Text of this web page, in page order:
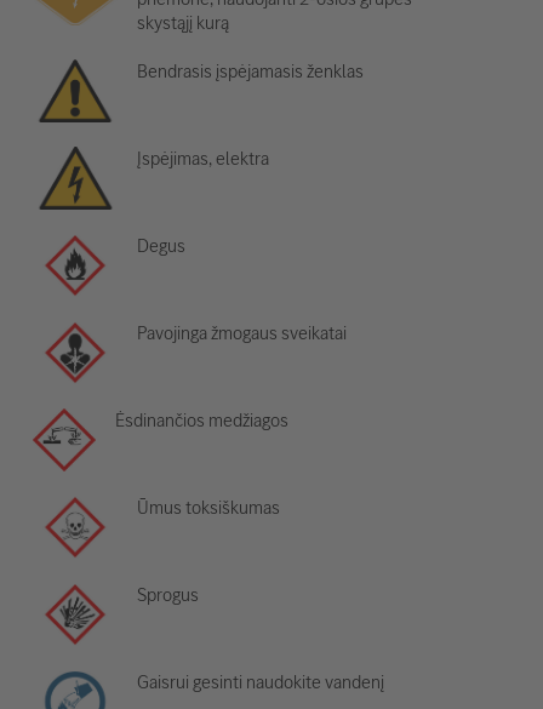
skystąjį kurą
Bendrasis įspėjamasis ženklas
Įspėjimas, elektra
Degus
Pavojinga žmogaus sveikatai
Ėsdinančios medžiagos
Ūmus toksiškumas
Sprogus
Gaisrui gesinti naudokite vandenį